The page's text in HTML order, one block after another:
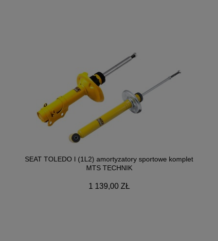
SEAT TOLEDO I (1L2) amortyzatory sportowe komplet
MTS TECHNIK
1 139,00 ZŁ